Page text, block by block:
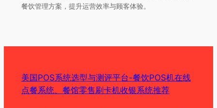
餐饮管理方案，提升运营效率与顾客体验。
美国POS系统选型与测评平台-餐饮POS机在线
点餐系统、餐馆零售刷卡机收银系统推荐